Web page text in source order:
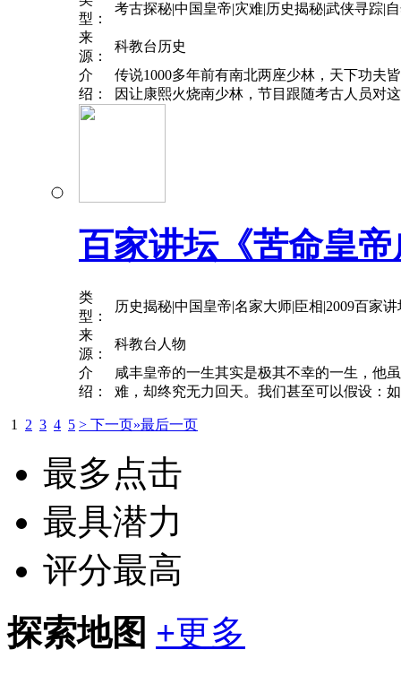
型：
考古探秘|中国皇帝|灾难|历史揭秘|武侠寻踪|
来
源：
科教台历史
介
绍：
传说1000多年前有南北两座少林，天下功夫
因让康熙火烧南少林，节目跟随考古人员对
百家讲坛《苦命皇
类
型：
历史揭秘|中国皇帝|名家大师|臣相|2009百家讲
来
源：
科教台人物
介
绍：
咸丰皇帝的一生其实是极其不幸的一生，他
难，却终究无力回天。我们甚至可以假设：
1 2 3 4 5 > 下一页»最后一页
最多点击
最具潜力
评分最高
探索地图 +更多